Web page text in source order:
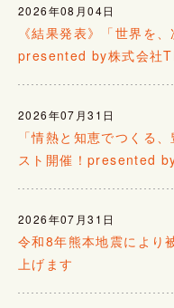
2026年08月04日
《結果発表》「世界を
presented by株式会社
2026年07月31日
「情熱と知恵でつくる
スト開催！presented
2026年07月31日
令和8年熊本地震により
上げます